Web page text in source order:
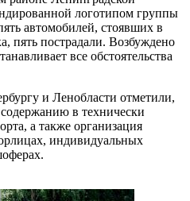
логотипом группы
автомобилей, стоявших в
пять пострадали. Возбуждено
все обстоятельства
и Ленобласти отметили,
в технически
а также организация
индивидуальных